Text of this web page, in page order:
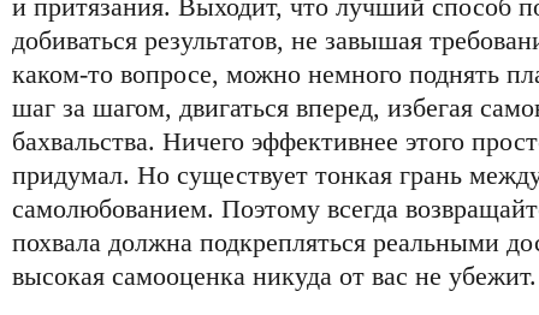
и притязания. Выходит, что лучший способ
добиваться результатов, не завышая
каком-то вопросе, можно немного поднять
шаг за шагом, двигаться вперед, избегая
бахвальства. Ничего эффективнее этого
придумал. Но существует тонкая грань
самолюбованием. Поэтому всегда
похвала должна подкрепляться реальными
высокая самооценка никуда от вас не убежит.